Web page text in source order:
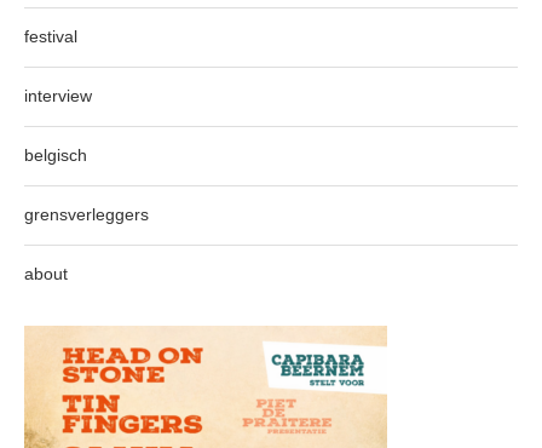
festival
interview
belgisch
grensverleggers
about